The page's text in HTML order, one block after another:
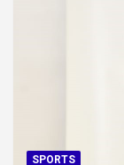
SPORTS